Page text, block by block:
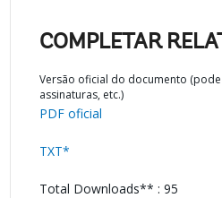
COMPLETAR
Versão oficial do documento
assinaturas, etc.)
PDF oficial
TXT*
Total Downloads** : 95